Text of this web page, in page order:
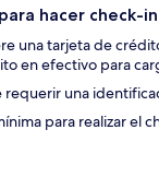
hacer check-in
una tarjeta de
en efectivo para
requerir una
para realizar el